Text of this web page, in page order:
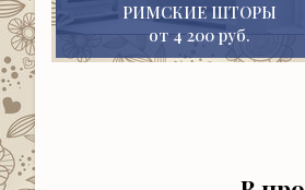
РИМСКИЕ ШТОРЫ
от 4 200 руб.